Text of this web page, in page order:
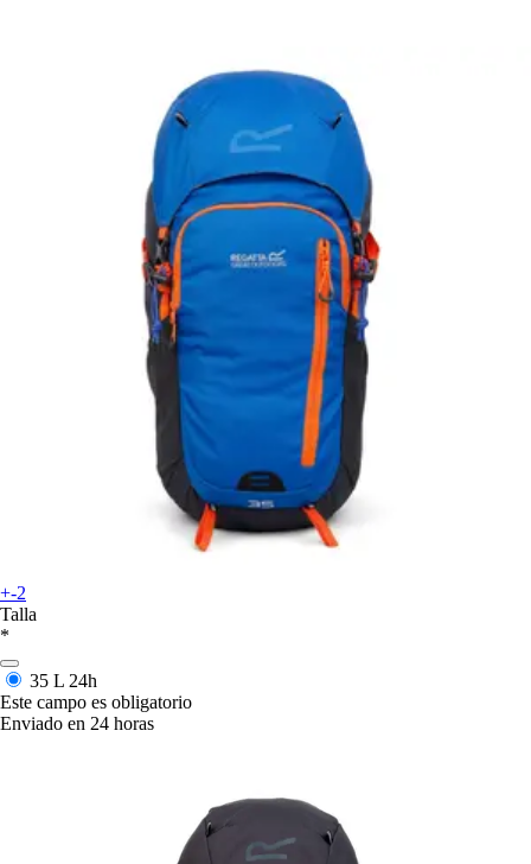
+-2
Talla
*
35 L 24h
Este campo es obligatorio
Enviado en 24 horas